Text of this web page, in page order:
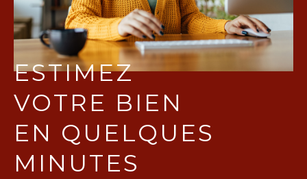
ESTIMEZ
VOTRE BIEN
EN QUELQUES
MINUTES